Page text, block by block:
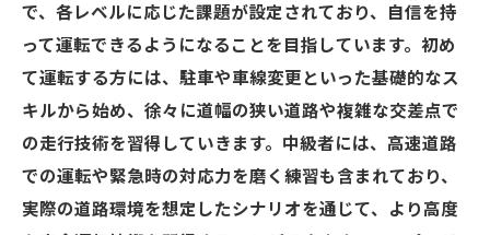
で、各レベルに応じた課題が設定されており、自信を持
って運転できるようになることを目指しています。初め
て運転する方には、駐車や車線変更といった基礎的なス
キルから始め、徐々に道幅の狭い道路や複雑な交差点で
の走行技術を習得していきます。中級者には、高速道路
での運転や緊急時の対応力を磨く練習も含まれており、
実際の道路環境を想定したシナリオを通じて、より高度